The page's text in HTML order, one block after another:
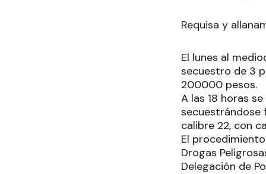
Requisa y
El lunes al
secuestro de 3
200000 pesos.
A las 18 horas
secuestrándose
calibre 22, con
El
Drogas
Delegación de